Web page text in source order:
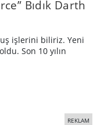
Bıdık Darth
işlerini biliriz. Yeni
Son 10 yılın
REKLAM